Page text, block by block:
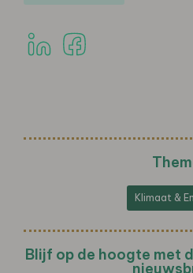
Klimaat &
Blijf op de hoogte met